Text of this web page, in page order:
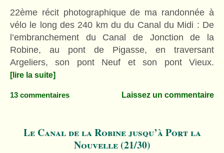
22ème récit photographique de ma randonnée à
vélo le long des 240 km du du Canal du Midi : De
l’embranchement du Canal de Jonction de la
Robine, au pont de Pigasse, en traversant
Argeliers, son pont Neuf et son pont Vieux.
[lire la suite]
13 commentaires Laissez un commentaire
Le Canal de la Robine jusqu’à Port la
Nouvelle (21/30)